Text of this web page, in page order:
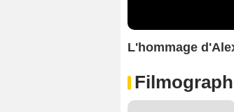
L'hommage